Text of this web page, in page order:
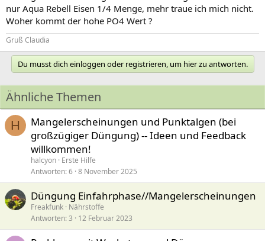
nur Aqua Rebell Eisen 1/4 Menge, mehr traue ich mich nicht.
Woher kommt der hohe PO4 Wert ?
Gruß Claudia
Du musst dich einloggen oder registrieren, um hier zu antworten.
Ähnliche Themen
H
Mangelerscheinungen und Punktalgen (bei
großzügiger Düngung) -- Ideen und Feedback
willkommen!
halcyon Erste Hilfe
Antworten 6 8 November 2025
Düngung Einfahrphase//Mangelerscheinungen
Freakfunk Nährstoffe
Antworten 3 12 Februar 2023